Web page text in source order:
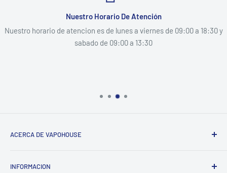
Nuestro Horario De Atención
Nuestro horario de atencion es de lunes a viernes de 09:00 a 18:30 y
sabado de 09:00 a 13:30
ACERCA DE VAPOHOUSE
costos de mantener un hogar, buscamos ofrecer los mejores
INFORMACION